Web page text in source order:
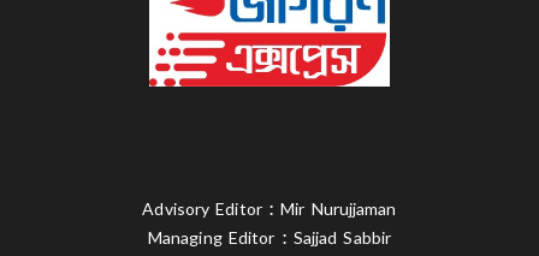
Advisory Editor : Mir Nurujjaman
Managing Editor : Sajjad Sabbir